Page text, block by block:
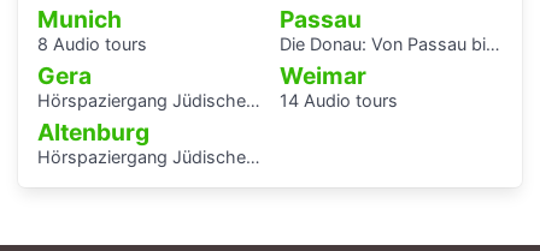
Munich
8 Audio tours
Passau
Die Donau: Von Passau bis Budapest.
Gera
Hörspaziergang Jüdisches Leben und jüdische Geschichte in Gera
Weimar
14 Audio tours
Altenburg
Hörspaziergang Jüdische Geschichte in Altenburg